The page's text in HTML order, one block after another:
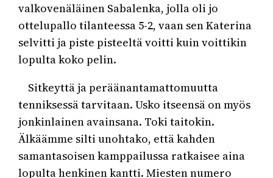
valkovenäläinen Sabalenka, jolla oli jo
ottelupallo tilanteessa 5-2, vaan sen Katerina
selvitti ja piste pisteeltä voitti kuin voittikin
lopulta koko pelin.
Sitkeyttä ja peräänantamattomuutta
tenniksessä tarvitaan. Usko itseensä on myös
jonkinlainen avainsana. Toki taitokin.
Älkäämme silti unohtako, että kahden
samantasoisen kamppailussa ratkaisee aina
lopulta henkinen kantti. Miesten numero